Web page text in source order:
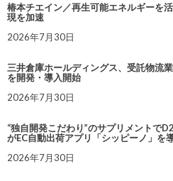
椿本チエイン／再生可能エネルギーを
現を加速
2026年7月30日
三井倉庫ホールディングス、受託物流
を開発・導入開始
2026年7月30日
“独自開発こだわり”のサプリメントで
がEC自動出荷アプリ「シッピーノ」を
2026年7月30日